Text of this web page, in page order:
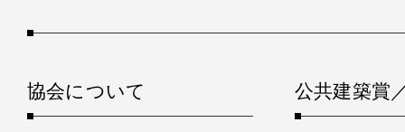
協会について 公共建築賞